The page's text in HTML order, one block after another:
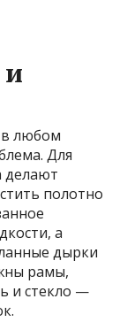
в любом
Для
делают
полотно
а
дырки
рамы,
и стекло —